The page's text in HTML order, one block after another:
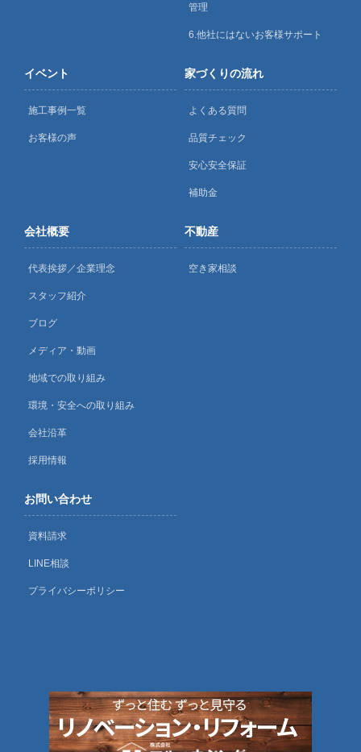
管理
6.他社にはないお客様サポート
イベント
施工事例一覧
お客様の声
家づくりの流れ
よくある質問
品質チェック
安心安全保証
補助金
会社概要
代表挨拶／企業理念
スタッフ紹介
ブログ
メディア・動画
地域での取り組み
環境・安全への取り組み
会社沿革
採用情報
不動産
空き家相談
お問い合わせ
資料請求
LINE相談
プライバシーポリシー